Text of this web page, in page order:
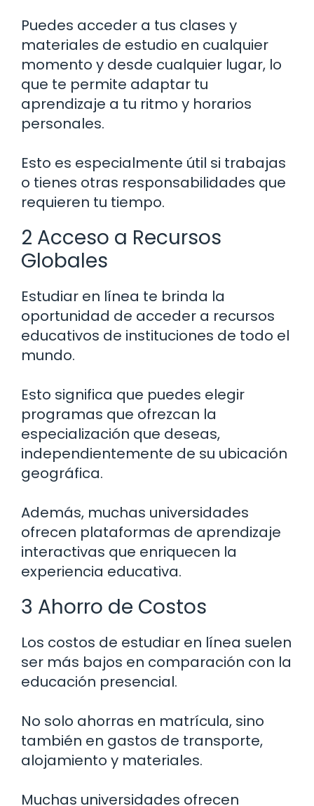
Puedes acceder a tus clases y
materiales de estudio en cualquier
momento y desde cualquier lugar, lo
que te permite adaptar tu
aprendizaje a tu ritmo y horarios
personales.
Esto es especialmente útil si trabajas
o tienes otras responsabilidades que
requieren tu tiempo.
2 Acceso a Recursos
Globales
Estudiar en línea te brinda la
oportunidad de acceder a recursos
educativos de instituciones de todo el
mundo.
Esto significa que puedes elegir
programas que ofrezcan la
especialización que deseas,
independientemente de su ubicación
geográfica.
Además, muchas universidades
ofrecen plataformas de aprendizaje
interactivas que enriquecen la
experiencia educativa.
3 Ahorro de Costos
Los costos de estudiar en línea suelen
ser más bajos en comparación con la
educación presencial.
No solo ahorras en matrícula, sino
también en gastos de transporte,
alojamiento y materiales.
Muchas universidades ofrecen